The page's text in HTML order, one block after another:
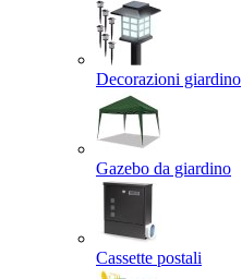
Decorazioni giardino
Gazebo da giardino
Cassette postali